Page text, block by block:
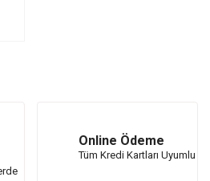
Online Ödeme
Tüm Kredi Kartları Uyumlu